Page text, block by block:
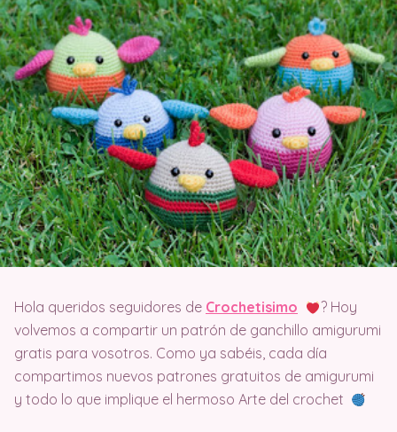
Hola queridos seguidores de Crochetisimo
? Hoy
volvemos a compartir un patrón de ganchillo amigurumi
gratis para vosotros. Como ya sabéis, cada día
compartimos nuevos patrones gratuitos de amigurumi
y todo lo que implique el hermoso Arte del crochet